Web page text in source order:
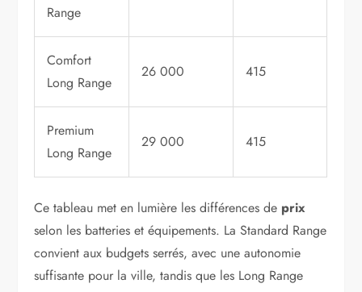
Range
Comfort
Long Range
26 000 415
Premium
Long Range
29 000 415
Ce tableau met en lumière les différences de prix
selon les batteries et équipements. La Standard Range
convient aux budgets serrés, avec une autonomie
suffisante pour la ville, tandis que les Long Range